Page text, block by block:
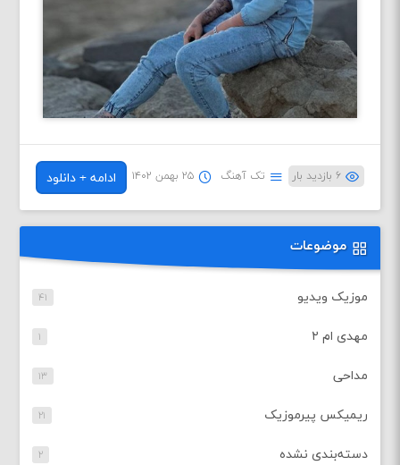
۶ بازدید بار تک آهنگ ۲۵ بهمن ۱۴۰۲ ادامه + دانلود
موضوعات
موزیک ویدیو ۴۱
مهدی ام ۲ ۱
مداحی ۱۳
ریمیکس پیرموزیک ۲۱
دسته‌بندی نشده ۲